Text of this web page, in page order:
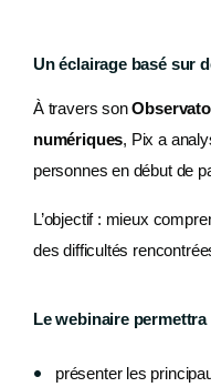
Un éclairage basé sur
À travers son
numériques, Pix a
personnes en début de
L’objectif : mieux
des difficultés
Le webinaire
présenter les